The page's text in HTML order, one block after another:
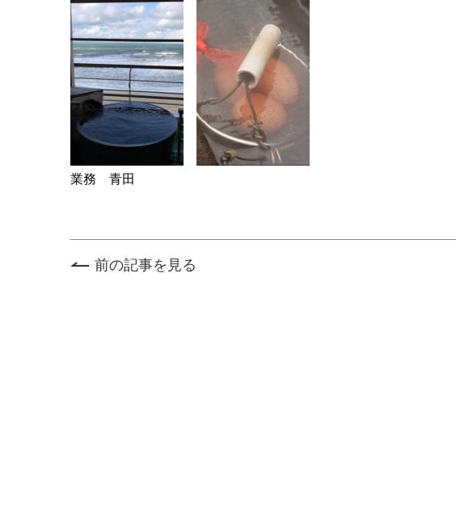
業務 青田
前の記事を見る